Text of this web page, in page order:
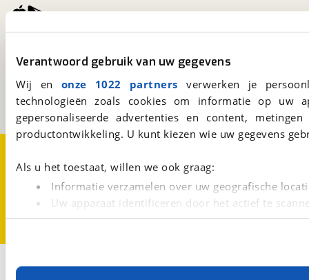
Verantwoord gebruik van uw gegevens
Wij en onze 1022 partners verwerken je
technologieën zoals cookies om informatie op
gepersonaliseerde advertenties en content,
productontwikkeling. U kunt kiezen wie uw gegevens
Als u het toestaat, willen we ook graag:
Informatie verzamelen over uw geografische
Uw apparaat identificeren door het actief te
Lees meer over hoe uw persoonlijke gegevens worden
Met cookies en vergelijkbare technieken zorgen we
Kosterijland15
Een initiatief van
BOVAG
CookievoorkeurenVacatures